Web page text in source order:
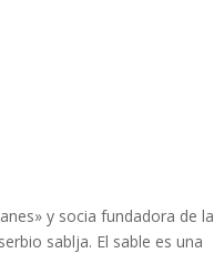
y socia fundadora de la
sablja. El sable es una